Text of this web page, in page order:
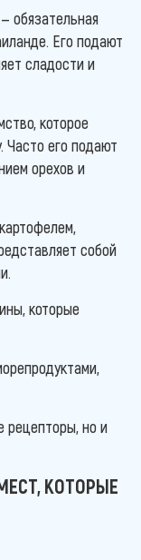
обязательная
Его подают
сладости и
которое
Часто его подают
орехов и
собой
которые
рецепторы, но и
КОТОРЫЕ